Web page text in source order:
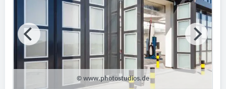
© www.photostudios.de